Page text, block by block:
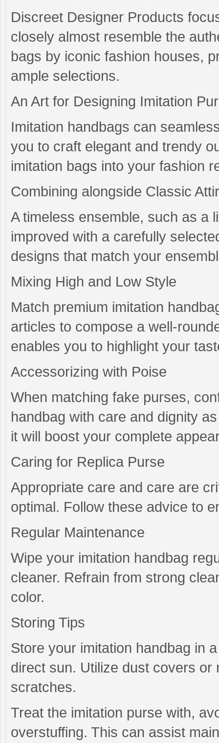
Discreet Designer Products
closely almost resemble the
bags by iconic fashion houses,
ample selections.
An Art for Designing Imitation
Imitation handbags can
you to craft elegant and trendy
imitation bags into your fashion
Combining alongside Classic
A timeless ensemble, such as a
improved with a carefully
designs that match your
Mixing High and Low Style
Match premium imitation
articles to compose a well-
enables you to highlight your
Accessorizing with Poise
When matching fake purses,
handbag with care and dignity
it will boost your complete
Caring for Replica Purse
Appropriate care and care are
optimal. Follow these advice to
Regular Maintenance
Wipe your imitation handbag
cleaner. Refrain from strong
color.
Storing Tips
Store your imitation handbag in
direct sun. Utilize dust covers
scratches.
Treat the imitation purse with,
overstuffing. This can assist